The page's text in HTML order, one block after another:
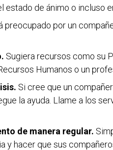
estado de ánimo o incluso
preocupado por un
Sugiera recursos como su
Humanos o un
Si cree que un
la ayuda. Llame a los
de manera regular.
y hacer que sus